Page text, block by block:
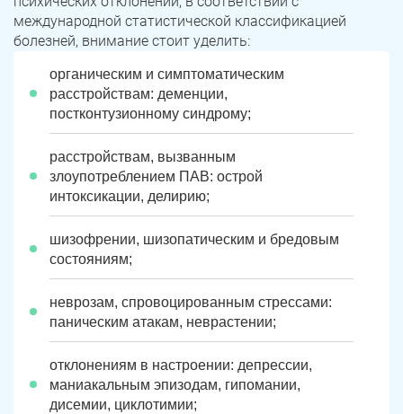
международной статистической классификацией
болезней, внимание стоит уделить:
органическим и симптоматическим
расстройствам: деменции,
постконтузионному синдрому;
расстройствам, вызванным
злоупотреблением ПАВ: острой
интоксикации, делирию;
шизофрении, шизопатическим и бредовым
состояниям;
неврозам, спровоцированным стрессами:
паническим атакам, неврастении;
отклонениям в настроении: депрессии,
маниакальным эпизодам, гипомании,
дисемии, циклотимии;